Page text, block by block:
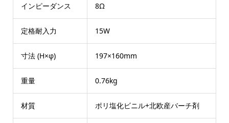
インピーダンス 8Ω
定格耐入力 15W
寸法 (H×φ) 197×160mm
重量 0.76kg
材質 ポリ塩化ビニル+北欧産バーチ剤